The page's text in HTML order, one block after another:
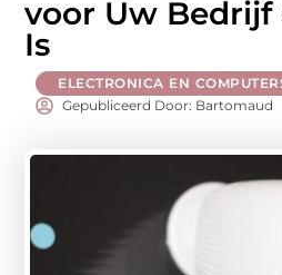
voor Uw Bedrijf
Is
ELECTRONICA EN
Gepubliceerd Door: Bartomaud